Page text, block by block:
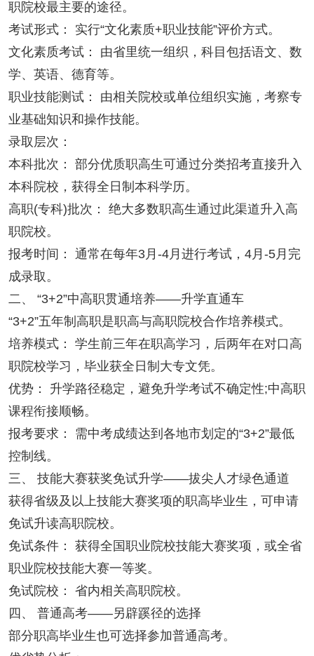
职院校最主要的途径。
考试形式： 实行“文化素质+职业技能”评价方式。
文化素质考试： 由省里统一组织，科目包括语文、数
学、英语、德育等。
职业技能测试： 由相关院校或单位组织实施，考察专
业基础知识和操作技能。
录取层次：
本科批次： 部分优质职高生可通过分类招考直接升入
本科院校，获得全日制本科学历。
高职(专科)批次： 绝大多数职高生通过此渠道升入高
职院校。
报考时间： 通常在每年3月-4月进行考试，4月-5月完
成录取。
二、 “3+2”中高职贯通培养——升学直通车
“3+2”五年制高职是职高与高职院校合作培养模式。
培养模式： 学生前三年在职高学习，后两年在对口高
职院校学习，毕业获全日制大专文凭。
优势： 升学路径稳定，避免升学考试不确定性;中高职
课程衔接顺畅。
报考要求： 需中考成绩达到各地市划定的“3+2”最低
控制线。
三、 技能大赛获奖免试升学——拔尖人才绿色通道
获得省级及以上技能大赛奖项的职高毕业生，可申请
免试升读高职院校。
免试条件： 获得全国职业院校技能大赛奖项，或全省
职业院校技能大赛一等奖。
免试院校： 省内相关高职院校。
四、 普通高考——另辟蹊径的选择
部分职高毕业生也可选择参加普通高考。